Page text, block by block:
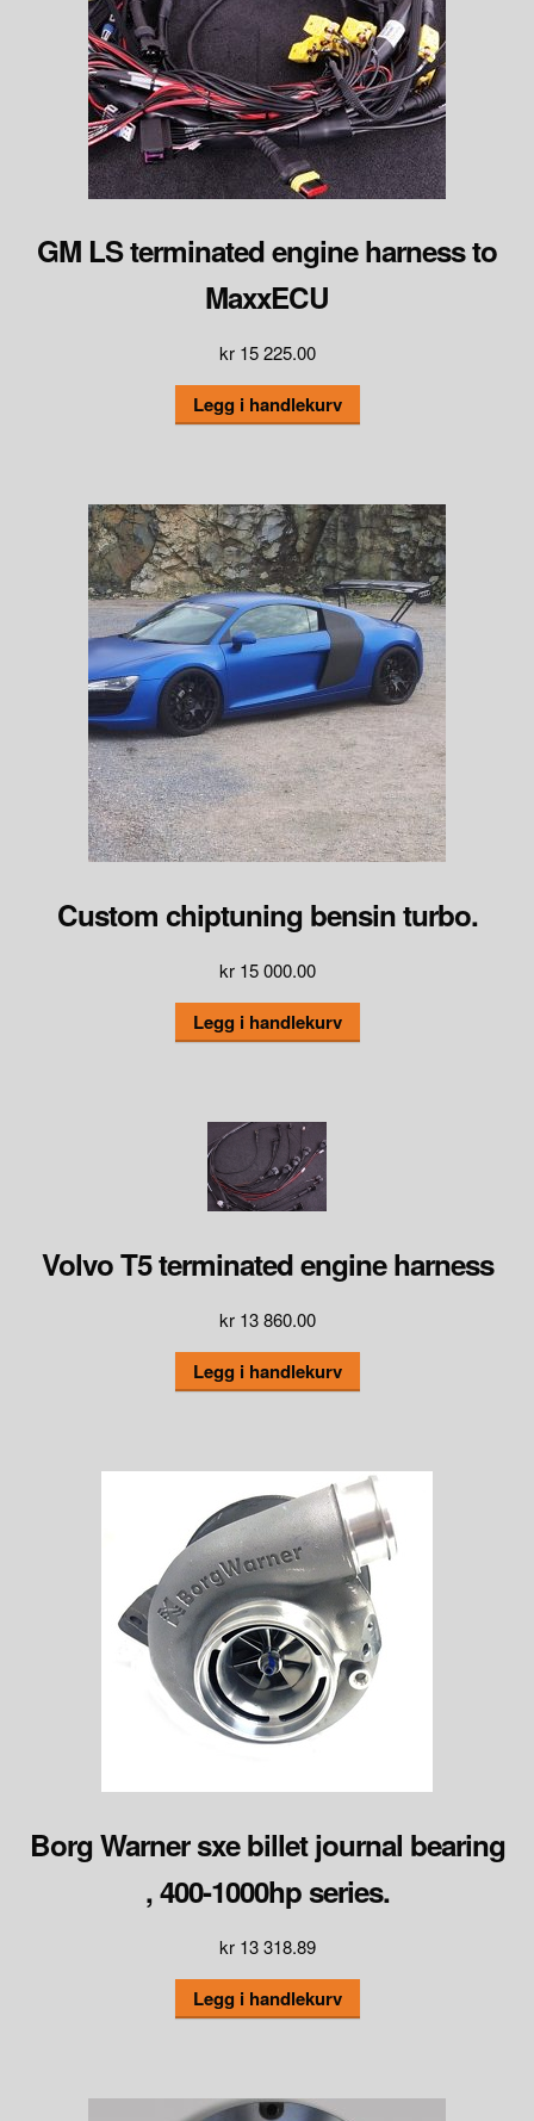
GM LS terminated engine harness to
MaxxECU
kr15 225.00
Legg i handlekurv
Custom chiptuning bensin turbo.
kr15 000.00
Legg i handlekurv
Volvo T5 terminated engine harness
kr13 860.00
Legg i handlekurv
Borg Warner sxe billet journal bearing
, 400-1000hp series.
kr13 318.89
Legg i handlekurv